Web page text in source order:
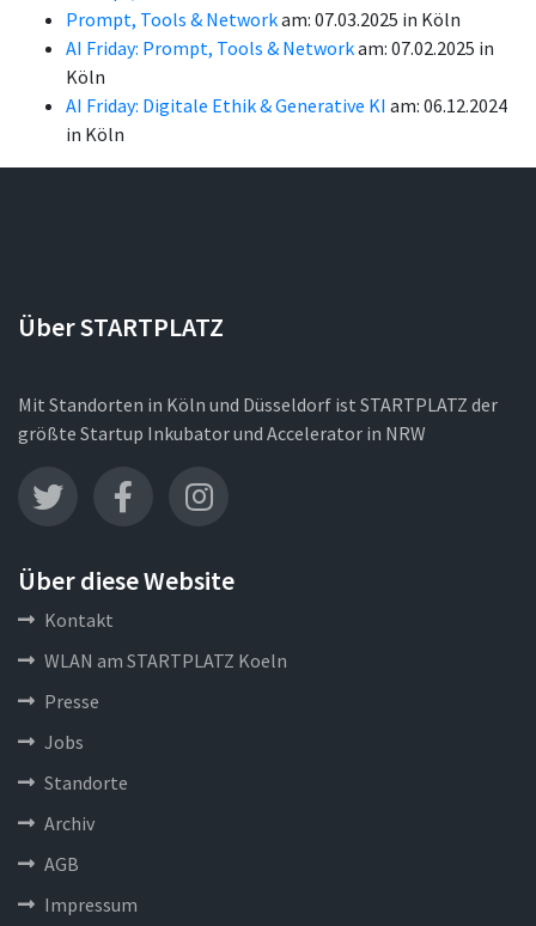
Prompt, Tools & Networkam: 07.03.2025 in Köln
AI Friday: Prompt, Tools & Networkam: 07.02.2025 in
Köln
AI Friday: Digitale Ethik & Generative KI am: 06.12.2024
in Köln
Über STARTPLATZ
Mit Standorten in Köln und Düsseldorf ist STARTPLATZ der
größte Startup Inkubator und Accelerator in NRW
Über diese Website
Kontakt
WLAN am STARTPLATZ Koeln
Presse
Jobs
Standorte
Archiv
AGB
Impressum